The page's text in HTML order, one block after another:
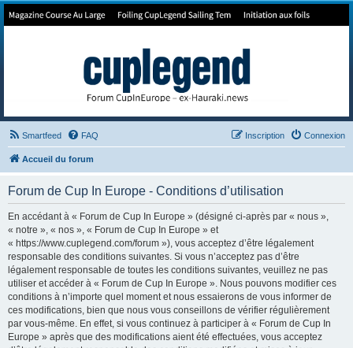
Forum de Cup In Europe
Smartfeed FAQ Connexion
Inscription
Accueil du forum
Forum de Cup In Europe - Conditions d’utilisation
En accédant à « Forum de Cup In Europe » (désigné ci-après par « nous »,
« notre », « nos », « Forum de Cup In Europe » et
« https://www.cuplegend.com/forum »), vous acceptez d’être légalement
responsable des conditions suivantes. Si vous n’acceptez pas d’être
légalement responsable de toutes les conditions suivantes, veuillez ne pas
utiliser et accéder à « Forum de Cup In Europe ». Nous pouvons modifier ces
conditions à n’importe quel moment et nous essaierons de vous informer de
ces modifications, bien que nous vous conseillons de vérifier régulièrement
par vous-même. En effet, si vous continuez à participer à « Forum de Cup In
Europe » après que des modifications aient été effectuées, vous acceptez